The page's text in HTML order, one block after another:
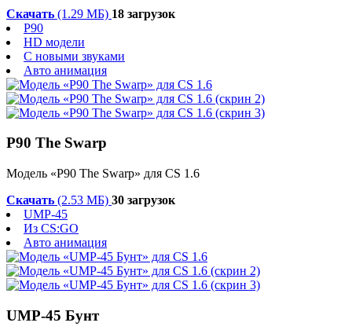
Скачать (1.29 МБ) 18 загрузок
P90
HD модели
С новыми звуками
Авто анимация
P90 The Swarp
Модель «P90 The Swarp» для CS 1.6
Скачать (2.53 МБ) 30 загрузок
UMP-45
Из CS:GO
Авто анимация
UMP-45 Бунт